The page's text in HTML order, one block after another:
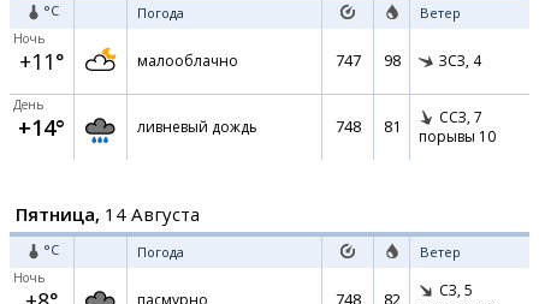
°C Погода Ветер
Ночь
+11° малооблачно 747 98 ЗСЗ, 4
День
+14° ливневый дождь 748 81 ССЗ, 7
порывы 10
Пятница, 14 Августа
°C Погода Ветер
Ночь
пасмурно 748 82 СЗ, 5